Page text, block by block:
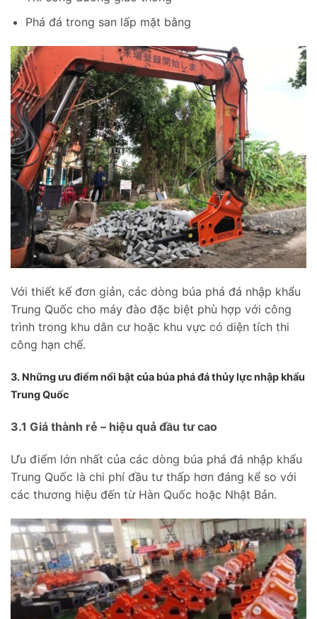
Phá đá trong san lấp mặt bằng
Với thiết kế đơn giản, các dòng búa phá đá nhập khẩu
Trung Quốc cho máy đào đặc biệt phù hợp với công
trình trong khu dân cư hoặc khu vực có diện tích thi
công hạn chế.
3. Những ưu điểm nổi bật của búa phá đá thủy lực nhập khẩu
Trung Quốc
3.1 Giá thành rẻ – hiệu quả đầu tư cao
Ưu điểm lớn nhất của các dòng búa phá đá nhập khẩu
Trung Quốc là chi phí đầu tư thấp hơn đáng kể so với
các thương hiệu đến từ Hàn Quốc hoặc Nhật Bản.